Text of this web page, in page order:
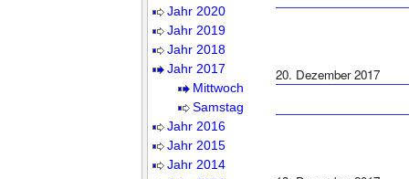
Jahr 2020
Jahr 2019
Jahr 2018
Jahr 2017
Mittwoch
Samstag
Jahr 2016
Jahr 2015
Jahr 2014
20. Dezember 2017